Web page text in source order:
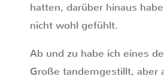
hatten, darüber hinaus
nicht wohl gefühlt.
Ab und zu habe ich eines
Große tandemgestillt, aber